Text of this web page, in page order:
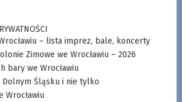
– lista imprez, bale, koncerty
Zimowe we Wrocławiu – 2026
bary we Wrocławiu
Dolnym Śląsku i nie tylko
Wrocławiu